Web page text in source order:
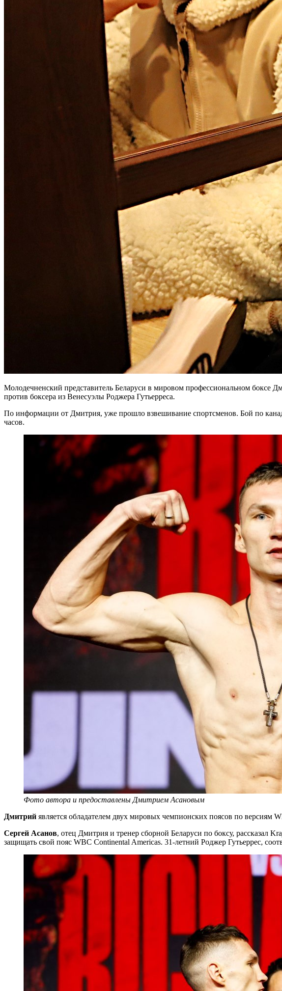
Молодечненский представитель Беларуси в мировом профессиональном боксе
против боксера из Венесуэлы Роджера Гутьерреса.
По информации от Дмитрия, уже прошло взвешивание спортсменов. Бой по
часов.
Фото автора и предоставлены Дмитрием Асановым
Дмитрий является обладателем двух мировых чемпионских поясов по версиям
Сергей Асанов, отец Дмитрия и тренер сборной Беларуси по боксу, рассказал
защищать свой пояс WBC Continental Americas. 31-летний Роджер Гутьеррес,